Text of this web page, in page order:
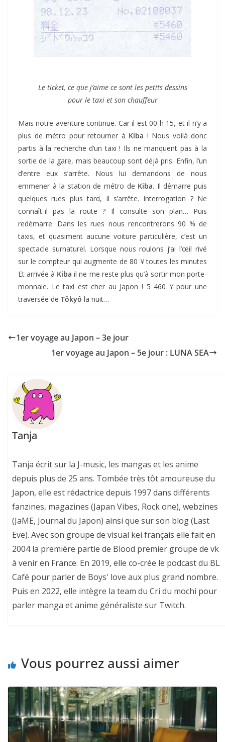
Le ticket, ce que j’aime ce sont les petits dessins
pour le taxi et son chauffeur
Mais notre aventure continue. Car il est 00 h 15, et il n’y a
plus de métro pour retourner à Kiba ! Nous voilà donc
partis à la recherche d’un taxi ! Ils ne manquent pas à la
sortie de la gare, mais beaucoup sont déjà pris. Enfin, l’un
d’entre eux s’arrête. Nous lui demandons de nous
emmener à la station de métro de Kiba. Il démarre puis
quelques rues plus tard, il s’arrête. Interrogation ? Ne
connaît-il pas la route ? Il consulte son plan… Puis
redémarre. Dans les rues nous rencontrerons 90 % de
taxis, et quasiment aucune voiture particulière, c’est un
spectacle surnaturel. Lorsque nous roulons j’ai l’œil rivé
sur le compteur qui augmente de 80 ¥ toutes les minutes
Et arrivée à Kiba il ne me reste plus qu’à sortir mon porte-
monnaie. Le taxi est cher au Japon ! 5 460 ¥ pour une
traversée de Tôkyô la nuit…
1er voyage au Japon – 3e jour
1er voyage au Japon – 5e jour : LUNA SEA
Tanja
Tanja écrit sur la J-music, les mangas et les anime
depuis plus de 25 ans. Tombée très tôt amoureuse du
Japon, elle est rédactrice depuis 1997 dans différents
fanzines, magazines (Japan Vibes, Rock one), webzines
(JaME, Journal du Japon) ainsi que sur son blog (Last
Eve). Avec son groupe de visual kei français elle fait en
2004 la première partie de Blood premier groupe de vk
à venir en France. En 2019, elle co-crée le podcast du BL
Café pour parler de Boys' love aux plus grand nombre.
Puis en 2022, elle intègre la team du Cri du mochi pour
parler manga et anime généraliste sur Twitch.
Vous pourrez aussi aimer